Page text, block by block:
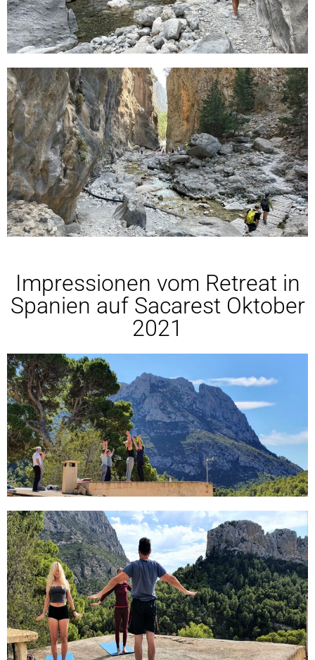
Impressionen vom Retreat in
Spanien auf Sacarest Oktober
2021